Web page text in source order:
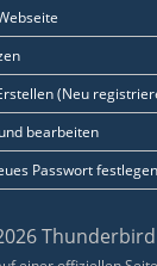
(Neu
bearbeiten
Passwort festlegen
Thunderbird